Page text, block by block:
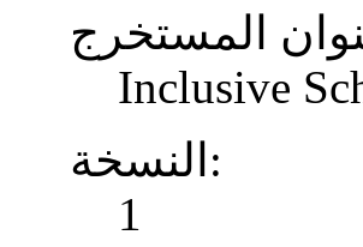
Inclusive
النسخة:
1